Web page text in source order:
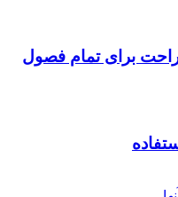
راحت برای تمام فصول